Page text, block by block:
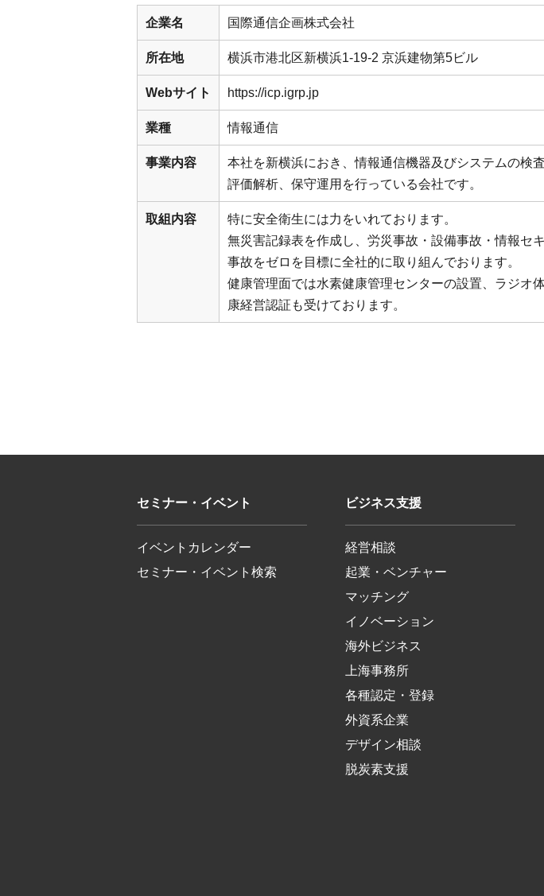
企業名 国際通信企画株式会社
所在地 横浜市港北区新横浜1-19-2 京浜建物第5ビル
Webサイト https://icp.igrp.jp
業種 情報通信
事業内容
本社を新横浜におき、情報通信機器及びシステムの検
評価解析、保守運用を行っている会社です。
取組内容
特に安全衛生には力をいれております。
無災害記録表を作成し、労災事故・設備事故・情報セ
事故をゼロを目標に全社的に取り組んでおります。
健康管理面では水素健康管理センターの設置、ラジオ
康経営認証も受けております。
セミナー・イベント
イベントカレンダー
セミナー・イベント検索
ビジネス支援
経営相談
起業・ベンチャー
マッチング
イノベーション
海外ビジネス
上海事務所
各種認定・登録
外資系企業
デザイン相談
脱炭素支援